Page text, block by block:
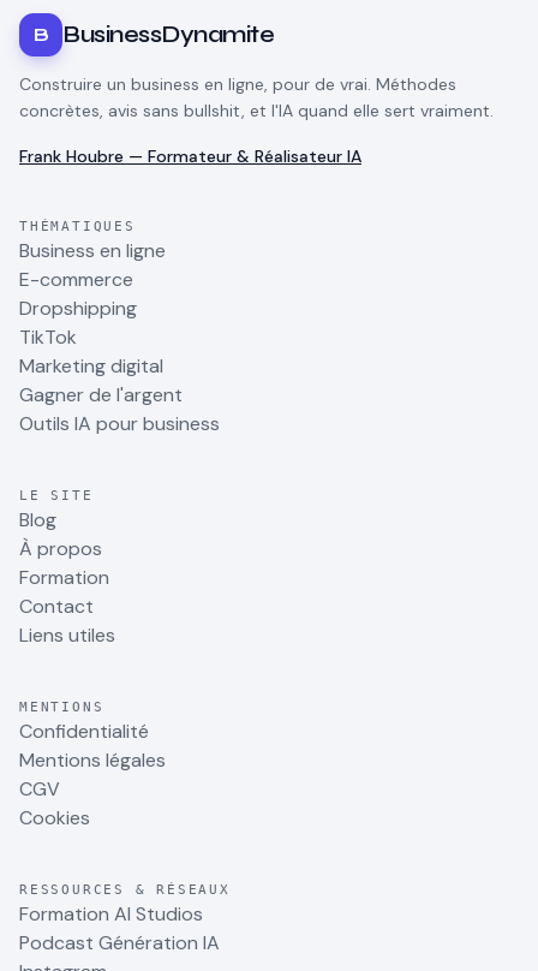
B BusinessDynamite
Construire un business en ligne, pour de vrai. Méthodes
concrètes, avis sans bullshit, et l'IA quand elle sert vraiment.
Frank Houbre — Formateur & Réalisateur IA
THÉMATIQUES
Business en ligne
E-commerce
Dropshipping
TikTok
Marketing digital
Gagner de l'argent
Outils IA pour business
LE SITE
Blog
À propos
Formation
Contact
Liens utiles
MENTIONS
Confidentialité
Mentions légales
CGV
Cookies
RESSOURCES & RÉSEAUX
Formation AI Studios
Podcast Génération IA